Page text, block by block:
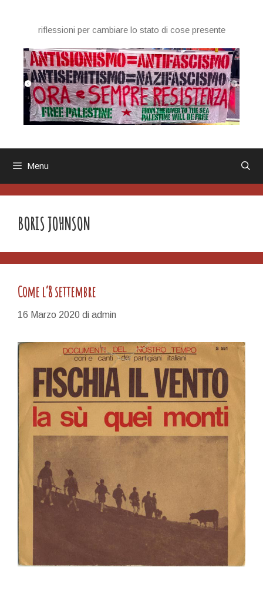
contenutoriflessioni per cambiare lo stato di cose presente
Menu
BORIS JOHNSON
Come l’8 settembre
16 Marzo 2020 di admin